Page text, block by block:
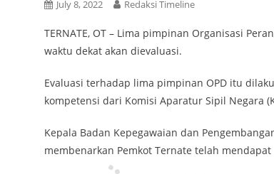
July 8, 2022 Redaksi Timeline
TERNATE, OT – Lima pimpinan Organisasi
waktu dekat akan dievaluasi.
Evaluasi terhadap lima pimpinan OPD itu
kompetensi dari Komisi Aparatur Sipil Negara
Kepala Badan Kepegawaian dan
membenarkan Pemkot Ternate telah